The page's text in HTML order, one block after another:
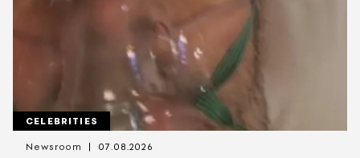
CELEBRITIES
Newsroom 07.08.2026